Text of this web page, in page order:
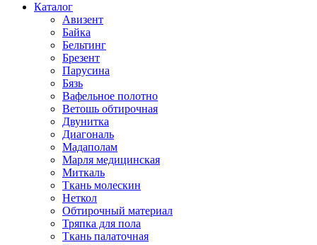
Каталог
Авизент
Байка
Бельтинг
Брезент
Парусина
Бязь
Вафельное полотно
Ветошь обтирочная
Двунитка
Диагональ
Мадаполам
Марля медицинская
Миткаль
Ткань молескин
Неткол
Обтирочный материал
Тряпка для пола
Ткань палаточная